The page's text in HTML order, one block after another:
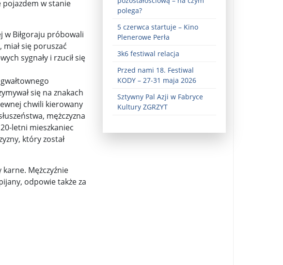
Niemców to ...
Najstarsza muzyka świata ...
Brauna. ...
zakładac ...
z po ...
wojnie. Cła ...
ma patriotyzmu bez zaangażowania ...
perspektywa ofiary ...
Warszawy ... Zaproszenie na wystawę: „Uciec z piekła” ...
pojazdem w stanie
w Biłgoraju próbowali
się poruszać
sygnały i rzucił się
się na znakach
chwili kierowany
mężczyzna
letni mieszkaniec
który został
Mężczyźnie
odpowie także za
polega?
5 czerwca startuje – Kino
Plenerowe Perła
3k6 festiwal relacja
Przed nami 18. Festiwal
KODY – 27-31 maja 2026
Sztywny Pal Azji w Fabryce
Kultury ZGRZYT